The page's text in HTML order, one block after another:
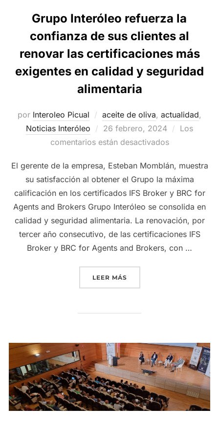
Grupo Interóleo refuerza la
confianza de sus clientes al
renovar las certificaciones más
exigentes en calidad y seguridad
alimentaria
por Interoleo Picual aceite de oliva, actualidad,
Noticias Interóleo
Publicado
el
26 febrero, 2024
Los
comentarios están desactivados
El gerente de la empresa, Esteban Momblán, muestra
su satisfacción al obtener el Grupo la máxima
calificación en los certificados IFS Broker y BRC for
Agents and Brokers Grupo Interóleo se consolida en
calidad y seguridad alimentaria. La renovación, por
tercer año consecutivo, de las certificaciones IFS
Broker y BRC for Agents and Brokers, con …
LEER MÁS«GRUPO INTERÓLEO